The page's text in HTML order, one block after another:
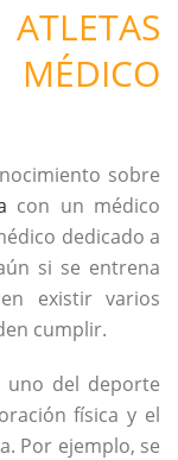
sobre
con un médico
dedicado a
si se entrena
existir varios
cumplir.
uno del deporte
física y el
Por ejemplo, se